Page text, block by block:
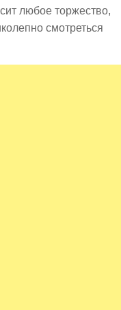
любое торжество,
смотреться